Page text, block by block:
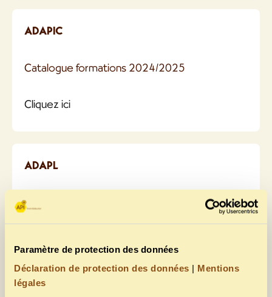
Paramètre de protection des données
Déclaration de protection des données | Mentions
légales
Découvrez nos produits
ADAPIC
Catalogue formations 2024/2025
Cliquez ici
ADAPL
Catalogue formations 2024/2025